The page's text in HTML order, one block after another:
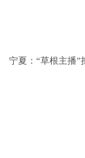
宁夏：“草根主播”